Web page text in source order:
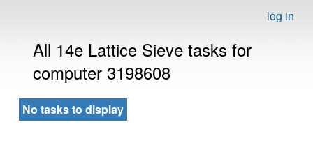
log in
All 14e Lattice Sieve tasks for
computer 3198608
No tasks to display